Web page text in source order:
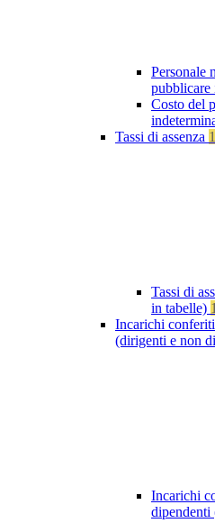
Personale
pubblicare
Costo del
Tassi di assenza 1
Tassi di
in tabelle) 1
Incarichi
(dirigenti e non
Incarichi
dipendenti